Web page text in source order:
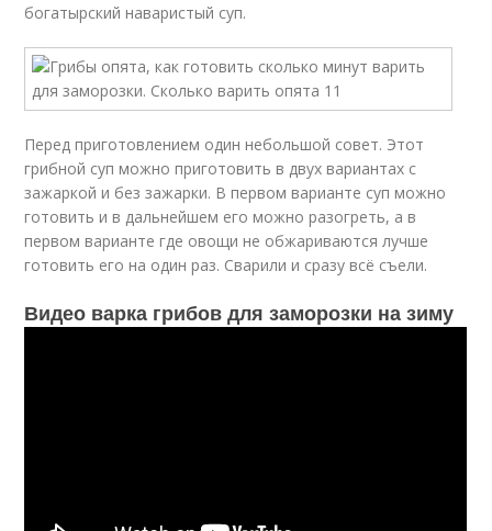
богатырский наваристый суп.
Перед приготовлением один небольшой совет. Этот
грибной суп можно приготовить в двух вариантах с
зажаркой и без зажарки. В первом варианте суп можно
готовить и в дальнейшем его можно разогреть, а в
первом варианте где овощи не обжариваются лучше
готовить его на один раз. Сварили и сразу всё съели.
Видео варка грибов для заморозки на зиму